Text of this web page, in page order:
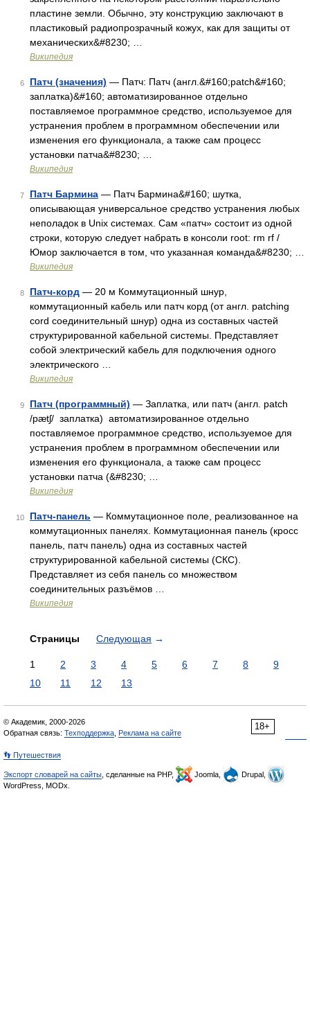
пластине земли. Обычно, эту конструкцию заключают в
пластиковый радиопрозрачный кожух, как для защиты от
механических&#8230; …
Википедия
6 Патч (значения) — Патч: Патч (англ.&#160;patch&#160;
заплатка)&#160; автоматизированное отдельно
поставляемое программное средство, используемое для
устранения проблем в программном обеспечении или
изменения его функционала, а также сам процесс
установки патча&#8230; …
Википедия
7 Патч Бармина — Патч Бармина&#160; шутка,
описывающая универсальное средство устранения любых
неполадок в Unix системах. Сам «патч» состоит из одной
строки, которую следует набрать в консоли root: rm rf /
Юмор заключается в том, что указанная команда&#8230; …
Википедия
8 Патч-корд — 20 м Коммутационный шнур,
коммутационный кабель или патч корд (от англ. patching
cord соединительный шнур) одна из составных частей
структурированной кабельной системы. Представляет
собой электрический кабель для подключения одного
электрического …
Википедия
9 Патч (программный) — Заплатка, или патч (англ. patch
/pætʃ/ заплатка) автоматизированное отдельно
поставляемое программное средство, используемое для
устранения проблем в программном обеспечении или
изменения его функционала, а также сам процесс
установки патча (&#8230; …
Википедия
10 Патч-панель — Коммутационное поле, реализованное на
коммутационных панелях. Коммутационная панель (кросс
панель, патч панель) одна из составных частей
структурированной кабельной системы (СКС).
Представляет из себя панель со множеством
соединительных разъёмов …
Википедия
Страницы Следующая →
1 2 3 4 5 6 7 8
9
10
11 12 13
18+
© Академик, 2000-2026
Обратная связь: Техподдержка Реклама на сайте
👣 Путешествия
Экспорт словарей на сайты , сделанные на PHP, Joomla,
Drupal,
WordPress, MODx.